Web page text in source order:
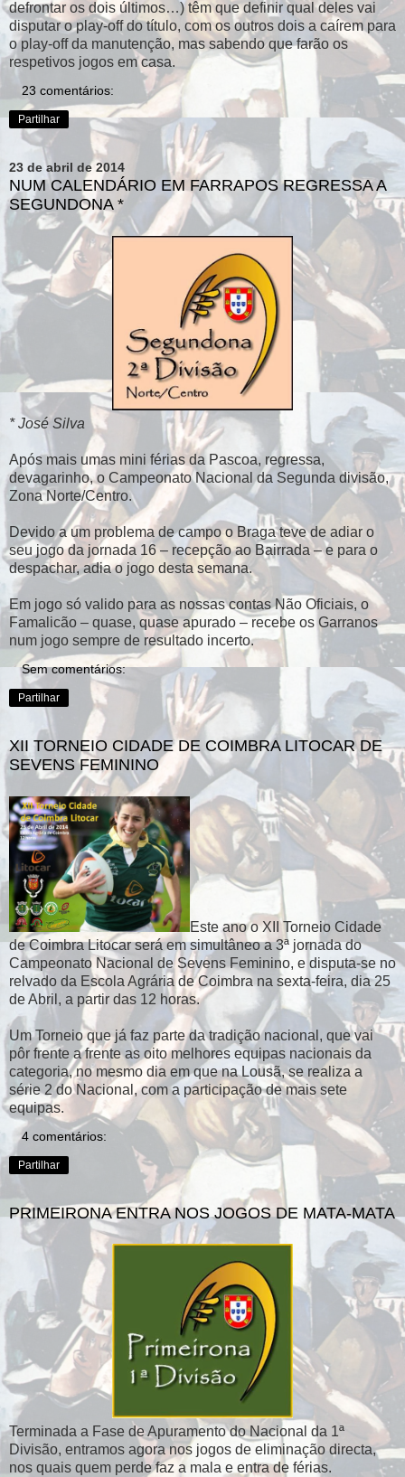
defrontar os dois últimos…) têm que definir qual deles vai
disputar o play-off do título, com os outros dois a caírem para
o play-off da manutenção, mas sabendo que farão os
respetivos jogos em casa.
23 comentários:
Partilhar
23 de abril de 2014
NUM CALENDÁRIO EM FARRAPOS REGRESSA A
SEGUNDONA *
* José Silva
Após mais umas mini férias da Pascoa, regressa,
devagarinho, o Campeonato Nacional da Segunda divisão,
Zona Norte/Centro.
Devido a um problema de campo o Braga teve de adiar o
seu jogo da jornada 16 – recepção ao Bairrada – e para o
despachar, adia o jogo desta semana.
Em jogo só valido para as nossas contas Não Oficiais, o
Famalicão – quase, quase apurado – recebe os Garranos
num jogo sempre de resultado incerto.
Sem comentários:
Partilhar
XII TORNEIO CIDADE DE COIMBRA LITOCAR DE
SEVENS FEMININO
Este ano o XII Torneio Cidade
de Coimbra Litocar será em simultâneo a 3ª jornada do
Campeonato Nacional de Sevens Feminino, e disputa-se no
relvado da Escola Agrária de Coimbra na sexta-feira, dia 25
de Abril, a partir das 12 horas.
Um Torneio que já faz parte da tradição nacional, que vai
pôr frente a frente as oito melhores equipas nacionais da
categoria, no mesmo dia em que na Lousã, se realiza a
série 2 do Nacional, com a participação de mais sete
equipas.
4 comentários:
Partilhar
PRIMEIRONA ENTRA NOS JOGOS DE MATA-MATA
Terminada a Fase de Apuramento do Nacional da 1ª
Divisão, entramos agora nos jogos de eliminação directa,
nos quais quem perde faz a mala e entra de férias.